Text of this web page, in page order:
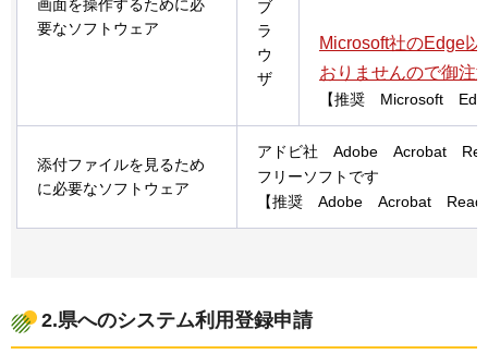
画面を操作するために必
要なソフトウェア
ブ
ラ
ウ
ザ
Microsoft社のEdge
おりませんので御注
【推奨 Microsoft
添付ファイルを見るため
に必要なソフトウェア
アドビ社 Adobe Acrobat R
フリーソフトです
【推奨
Adobe Acrobat
2.県へのシステム利用登録申請